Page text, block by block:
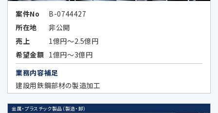
アメリカ合衆国（連邦）における個人情
報保護に関する制度
（https://www.ppc.go.jp/files/pdf/
USA_report.pdf）
アメリカ合衆国（カリフォルニア州）に
おける個人情報の保護に関する制度
（https://www.ppc.go.jp/files/pdf/
california_report.pdf）
案件No
B-0744427
所在地
非公開
売上
1億円～2.5億円
希望金額 1億円～3億円
業務内容補足
建設用鉄鋼部材の製造加工
金属・プラスチック製品（製造・卸）